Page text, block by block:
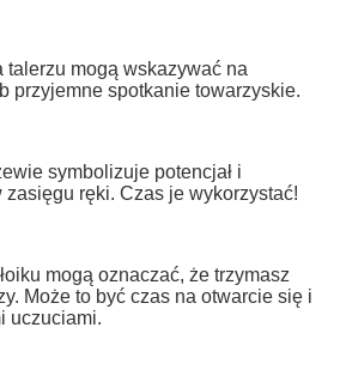
mogą wskazywać na
przyjemne spotkanie towarzyskie.
symbolizuje potencjał i
ręki. Czas je wykorzystać!
mogą oznaczać, że trzymasz
Może to być czas na otwarcie się i
uczuciami.